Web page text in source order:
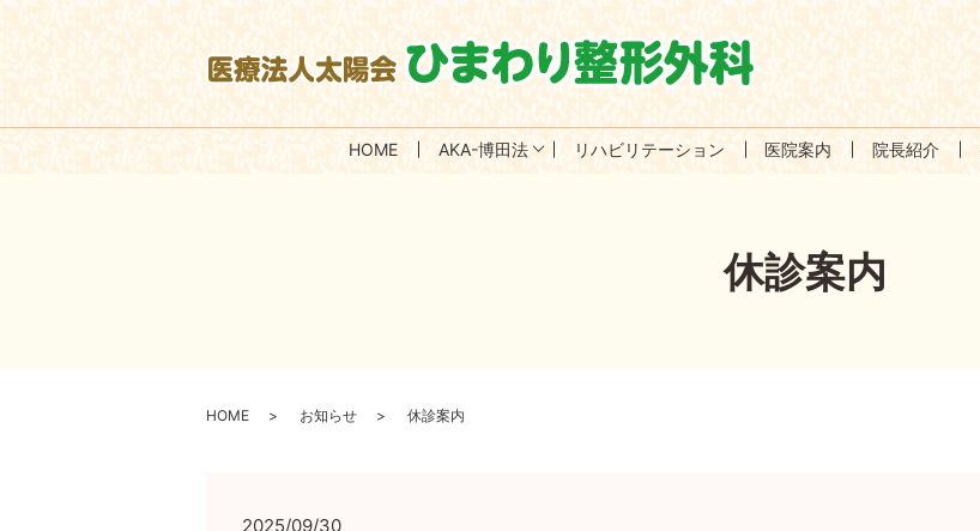
HOME AKA-博田法 リハビリテーション 医院案内 院長紹介
休診案内
HOME お知らせ 休診案内
2025/09/30